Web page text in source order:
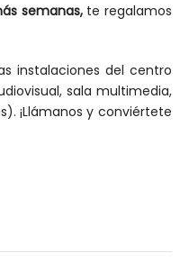
semanas,te regalamos
instalaciones del centro
sala multimedia,
¡Llámanos y conviértete